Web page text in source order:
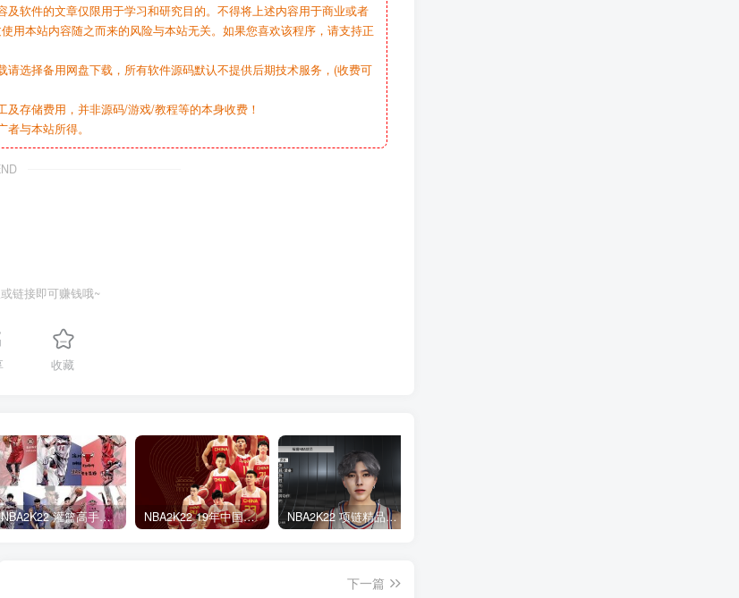
软件的文章仅限用于学习和研究目的。不得将上述内容用于商业或者
用本站内容随之而来的风险与本站无关。如果您喜欢该程序，请支持正
选择备用网盘下载，所有软件源码默认不提供后期技术服务，(收费可
存储费用，并非源码/游戏/教程等的本身收费！
与本站所得。
链接即可赚钱哦~
收藏
NBA2K22 灌篮高手面补合集 NBA2K22 19年中国队面补合集 NBA2K22 项链精品蔡徐坤面补
下一篇